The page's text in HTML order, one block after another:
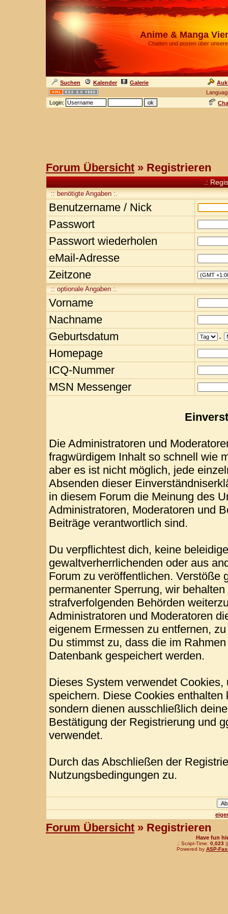
Anime & Manga
Chatten und posten über
Suchen Kalender Galerie
Login:
Forum Übersicht » Registrieren
.:
:: benötigte Angaben :.
Benutzername / Nick
Passwort
Passwort wiederholen
eMail-Adresse
Zeitzone
:: optionale Angaben :.
Vorname
Nachname
Geburtsdatum
.
Homepage
ICQ-Nummer
MSN Messenger
Die Administratoren und
fragwürdigem Inhalt so schnell wie
aber es ist nicht möglich, jede
Absenden dieser
in diesem Forum die Meinung des
Administratoren, Moderatoren und
Beiträge verantwortlich sind.
Du verpflichtest dich, keine
gewaltverherrlichenden oder aus
Forum zu veröffentlichen. Verstöße
permanenter Sperrung, wir
strafverfolgenden Behörden
Administratoren und Moderatoren
eigenem Ermessen zu entfernen,
Du stimmst zu, dass die im
Datenbank gespeichert werden.
Dieses System verwendet
speichern. Diese Cookies
sondern dienen ausschließlich
Bestätigung der Registrierung und
verwendet.
Durch das Abschließen der
Nutzungsbedingungen zu.
Forum Übersicht » Registrieren
Have fun
.: Script-Time: 0,023
Powered by ASP-